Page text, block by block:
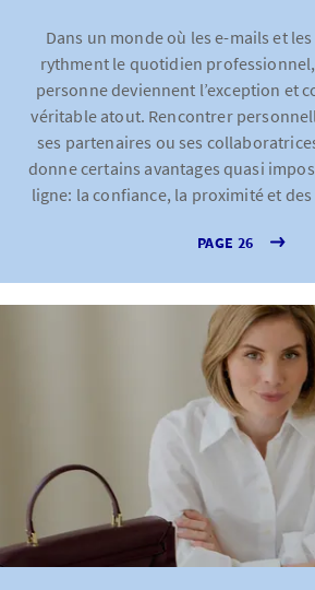
Dans un monde où les e-mails et
rythment le quotidien
personne deviennent l’exception et
véritable atout. Rencontrer
ses partenaires ou ses
donne certains avantages quasi
ligne: la confiance, la proximité et
PAGE 26